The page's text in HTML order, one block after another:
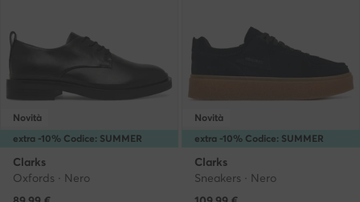
extra -10% Codice: SUMMER
Novità
Clarks
Oxfords · Nero
extra -10% Codice: SUMMER
Novità
Clarks
Sneakers · Nero